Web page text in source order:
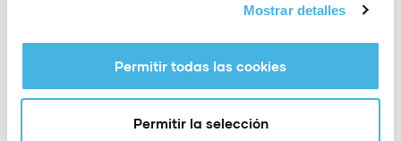
Mostrar detalles
Permitir todas las cookies
Permitir la selección
Compartir: